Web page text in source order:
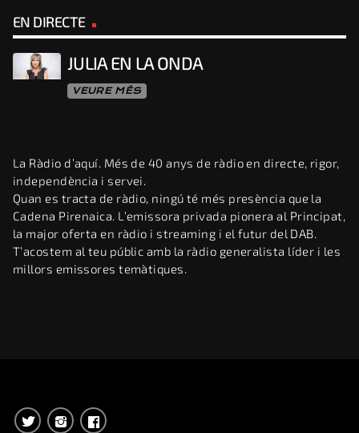
EN DIRECTE
JULIA EN LA ONDA
VEURE MÉS
La Ràdio d’aquí. Més de 40 anys de ràdio en directe, rigor,
independència i servei.
Quan es tracta de ràdio, ningú té més presència que la
Cadena Pirenaica. L’emissora privada pionera al Principat,
la major oferta en ràdio i streaming i el futur del DAB.
T’acostem al teu públic amb la ràdio generalista líder i les
millors emissores temàtiques.